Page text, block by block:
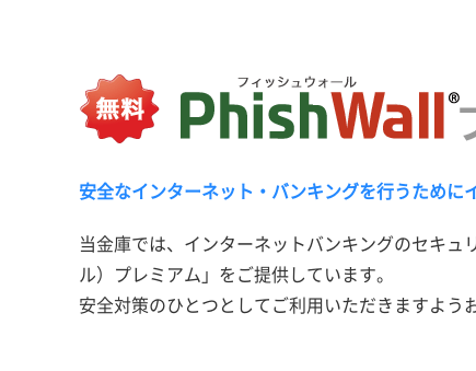
安全なインターネット・バンキングを行うために
当金庫では、インターネットバンキングのセキ
ル）プレミアム」をご提供しています。
安全対策のひとつとしてご利用いただきますよう